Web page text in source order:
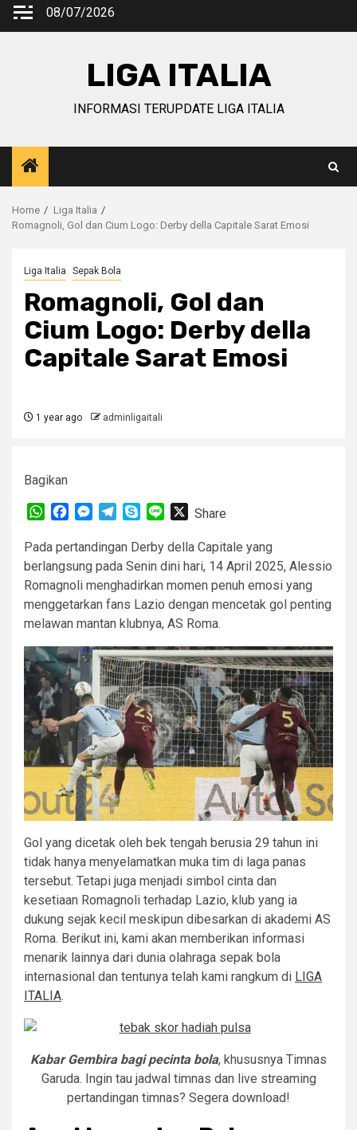
Skip
08/07/2026
LIGA ITALIA
INFORMASI TERUPDATE LIGA ITALIA
Home
Liga Italia
Romagnoli, Gol dan Cium Logo: Derby della Capitale Sarat Emosi
Liga Italia Sepak Bola
Romagnoli, Gol dan
Cium Logo: Derby della
Capitale Sarat Emosi
1 year ago adminligaitali
Bagikan
WhatsApp
FacebookMessenger
TelegramSkypeLine XShare
Pada pertandingan Derby della Capitale yang
berlangsung pada Senin dini hari, 14 April 2025, Alessio
Romagnoli menghadirkan momen penuh emosi yang
menggetarkan fans Lazio dengan mencetak gol penting
melawan mantan klubnya, AS Roma.
Gol yang dicetak oleh bek tengah berusia 29 tahun ini
tidak hanya menyelamatkan muka tim di laga panas
tersebut. Tetapi juga menjadi simbol cinta dan
kesetiaan Romagnoli terhadap Lazio, klub yang ia
dukung sejak kecil meskipun dibesarkan di akademi AS
Roma. Berikut ini, kami akan memberikan informasi
menarik lainnya dari dunia olahraga sepak bola
internasional dan tentunya telah kami rangkum di LIGA
ITALIA.
Kabar Gembira bagi pecinta bola, khususnya Timnas
Garuda. Ingin tau jadwal timnas dan live streaming
pertandingan timnas? Segera download!